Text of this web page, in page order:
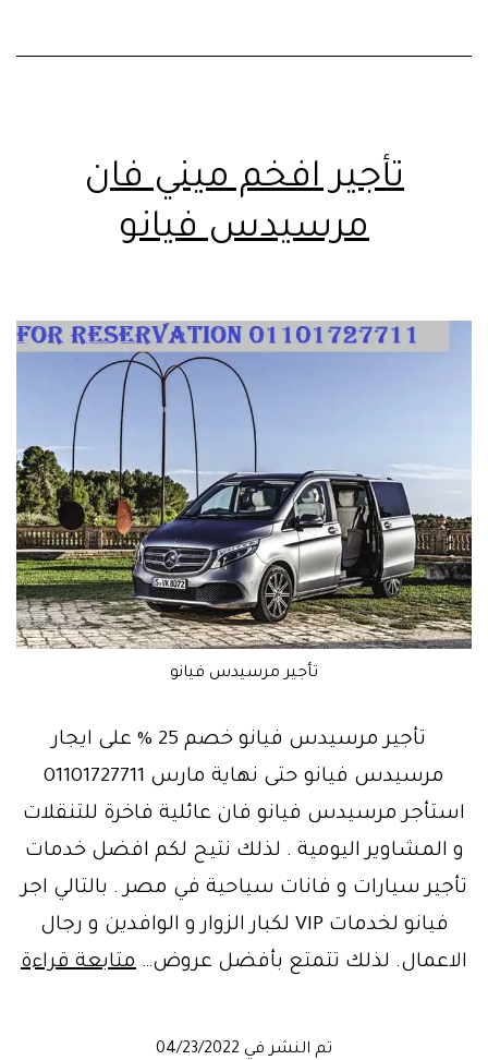
تأجير افخم ميني فان
مرسيدس فيانو
تأجير مرسيدس فيانو
تأجير مرسيدس فيانو خصم 25 % على ايجار
مرسيدس فيانو حتى نهاية مارس 01101727711
استأجر مرسيدس فيانو فان عائلية فاخرة للتنقلات
و المشاوير اليومية . لذلك نتيح لكم افضل خدمات
تأجير سيارات و فانات سياحية في مصر . بالتالي اجر
فيانو لخدمات VIP لكبار الزوار و الوافدين و رجال
الاعمال. لذلك تتمتع بأفضل عروض… متابعة قراءة
تم النشر في 04/23/2022